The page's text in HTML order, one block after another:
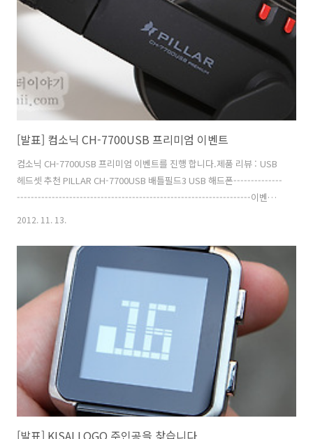
[발표] 컴소닉 CH-7700USB 프리미엄 이벤트
컴소닉 CH-7700USB 프리미엄 이벤트를 진행 합니다.제품 리뷰 : USB
헤드셋 추천 PILLAR CH-7700USB 배틀필드3 USB 해드폰--------------
-------------------------------------------------------------------이벤트
제품 : 컴소닉 CH-7700USB 프리미엄 10명 (배송비는 컴소닉에서 부담)
후 예정)특혜 : 게임에서 음성채팅을 활용하거나 먼거리에 있는 사용자와
음성채팅을 하는 분들 응모 방법 : 1. 페이스북에 댓글로 받고 싶은 이유
와 이메일 주소를 남긴다. 페이스북 응모 주소
: http://www.facebook.com/cdmanfp..
2012. 11. 13.
[발표] KISAI LOGO 주인공을 찾습니다